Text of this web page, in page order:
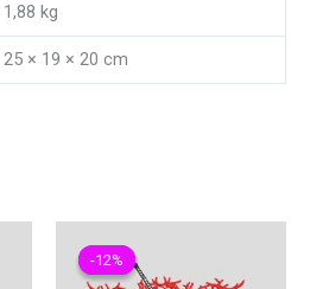
1,88 kg
25 × 19 × 20 cm
-12%
-12%